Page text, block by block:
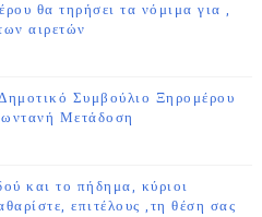
θα τηρήσει τα νόμιμα για ,
αιρετών
Συμβούλιο Ξηρομέρου
Μετάδοση
και το πήδημα, κύριοι
επιτέλους ,τη θέση σας